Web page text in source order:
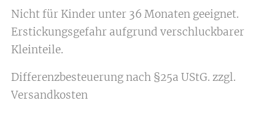
Nicht für Kinder unter 36 Monaten geeignet.
Erstickungsgefahr aufgrund verschluckbarer
Kleinteile.
Differenzbesteuerung nach §25a UStG. zzgl.
Versandkosten